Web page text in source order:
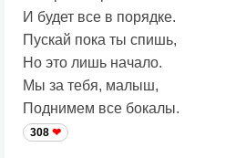
И будет все в порядке.
Пускай пока ты спишь,
Но это лишь начало.
Мы за тебя, малыш,
Поднимем все бокалы.
308